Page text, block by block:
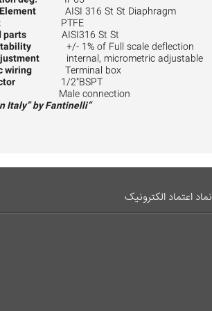
Element AISI 316 St St Diaphragm
PTFE
parts AISI316 St St
+/- 1% of Full scale deflection.
internal, micrometric adjustable.
wiring Terminal box
1/2"BSPT
= Male connection
“Made in Italy” by Fantinelli
نماد اعتماد الکترونیک